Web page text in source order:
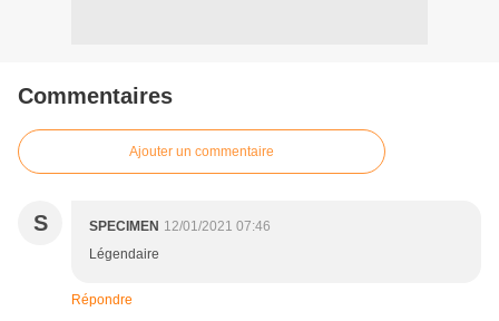
Commentaires
Ajouter un commentaire
S SPECIMEN 12/01/2021 07:46
Légendaire
Répondre